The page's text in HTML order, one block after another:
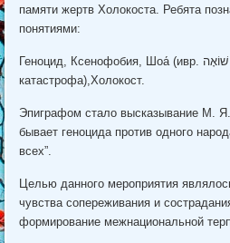
памяти жертв Холокоста. Ребята
понятиями:
Геноцид, Ксенофобия, Шоа́ (ивр. שׁוֹאָה — бедствие,
катастрофа),Холокост.
Эпиграфом стало высказывание М.
бывает геноцида против одного
всех”.
Целью данного мероприятия
чувства сопереживания и
формирование межнациональной